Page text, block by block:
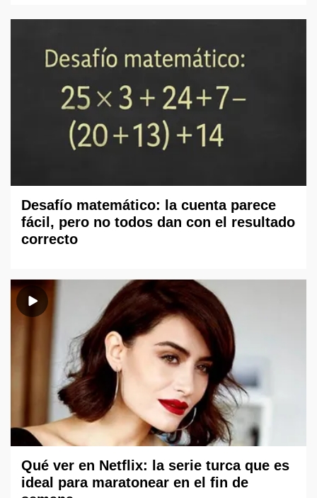
Desafío matemático: la cuenta parece
fácil, pero no todos dan con el resultado
correcto
Qué ver en Netflix: la serie turca que es
ideal para maratonear en el fin de